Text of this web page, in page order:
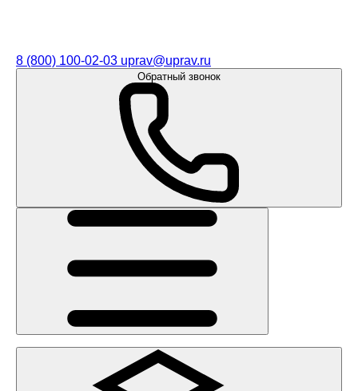
8 (800) 100-02-03 uprav@uprav.ru
Обратный звонок